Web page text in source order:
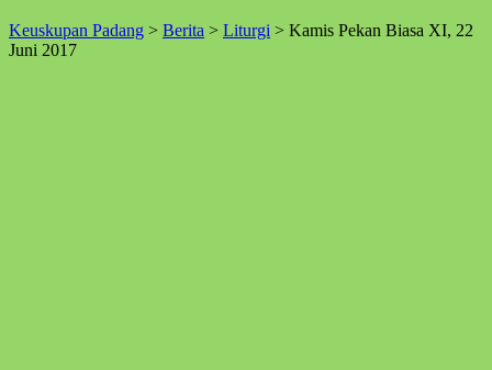
↑
Keuskupan Padang > Berita > Liturgi > Kamis Pekan Biasa XI, 22
Juni 2017